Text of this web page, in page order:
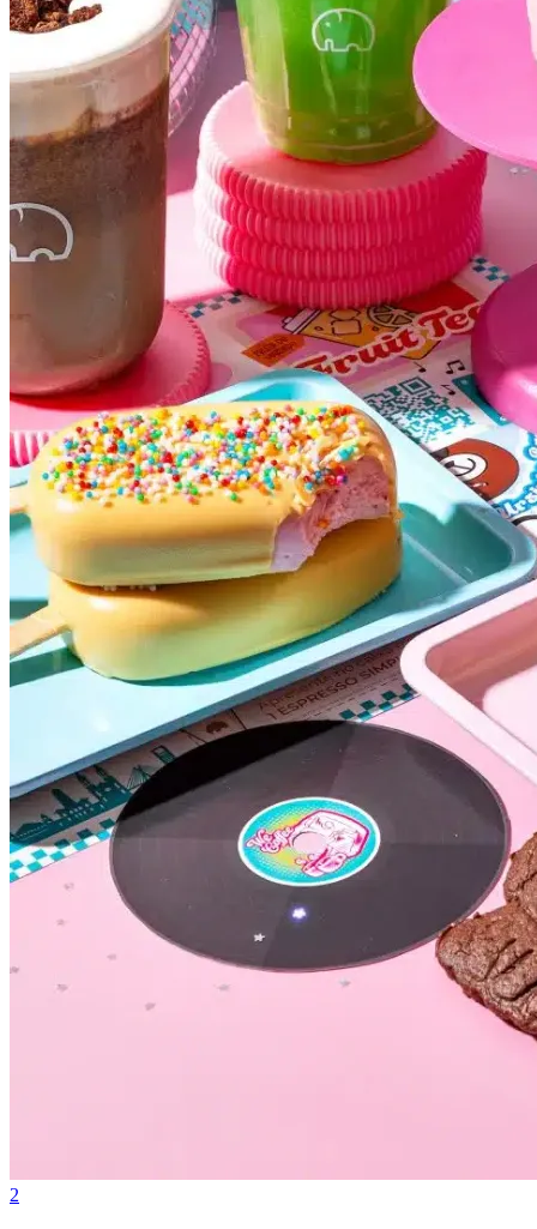
Fluminense
Vasco
2